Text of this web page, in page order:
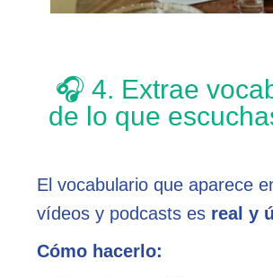
🎧 4. Extrae
de lo que
El vocabulario que aparece
vídeos y podcasts es real y
Cómo hacerlo: